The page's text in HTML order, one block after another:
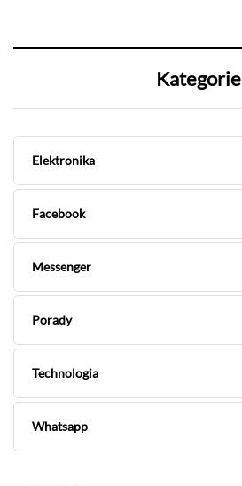
Kategorie
Elektronika
Facebook
Messenger
Porady
Technologia
Whatsapp